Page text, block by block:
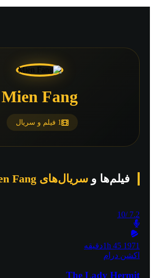
Mien Fang
1 فیلم و سریال
فیلم‌ها و سریال‌های Mien Fang
7.2
/10
1971 1h 45دقیقه
اکشن درام
The Lady Hermit